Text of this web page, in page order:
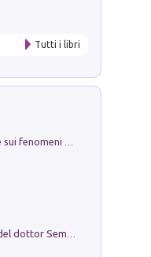
Tutti i libri